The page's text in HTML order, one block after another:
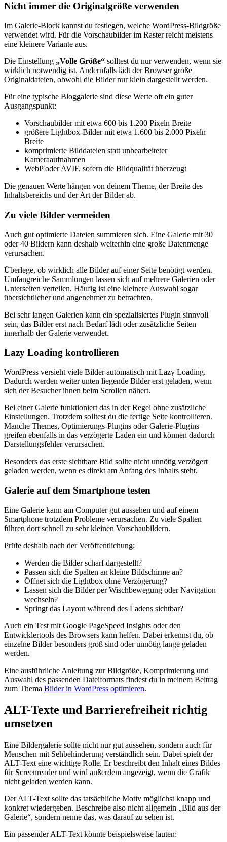
Nicht immer die Originalgröße verwenden
Im Galerie-Block kannst du festlegen, welche WordPress-Bildgröße
verwendet wird. Für die Vorschaubilder im Raster reicht meistens
eine kleinere Variante aus.
Die Einstellung „Volle Größe“ solltest du nur verwenden, wenn sie
wirklich notwendig ist. Andernfalls lädt der Browser große
Originaldateien, obwohl die Bilder nur klein dargestellt werden.
Für eine typische Bloggalerie sind diese Werte oft ein guter
Ausgangspunkt:
Vorschaubilder mit etwa 600 bis 1.200 Pixeln Breite
größere Lightbox-Bilder mit etwa 1.600 bis 2.000 Pixeln
Breite
komprimierte Bilddateien statt unbearbeiteter
Kameraaufnahmen
WebP oder AVIF, sofern die Bildqualität überzeugt
Die genauen Werte hängen von deinem Theme, der Breite des
Inhaltsbereichs und der Art der Bilder ab.
Zu viele Bilder vermeiden
Auch gut optimierte Dateien summieren sich. Eine Galerie mit 30
oder 40 Bildern kann deshalb weiterhin eine große Datenmenge
verursachen.
Überlege, ob wirklich alle Bilder auf einer Seite benötigt werden.
Umfangreiche Sammlungen lassen sich auf mehrere Galerien oder
Unterseiten verteilen. Häufig ist eine kleinere Auswahl sogar
übersichtlicher und angenehmer zu betrachten.
Bei sehr langen Galerien kann ein spezialisiertes Plugin sinnvoll
sein, das Bilder erst nach Bedarf lädt oder zusätzliche Seiten
innerhalb der Galerie verwendet.
Lazy Loading kontrollieren
WordPress versieht viele Bilder automatisch mit Lazy Loading.
Dadurch werden weiter unten liegende Bilder erst geladen, wenn
sich der Besucher ihnen beim Scrollen nähert.
Bei einer Galerie funktioniert das in der Regel ohne zusätzliche
Einstellungen. Trotzdem solltest du die fertige Seite kontrollieren.
Manche Themes, Optimierungs-Plugins oder Galerie-Plugins
greifen ebenfalls in das verzögerte Laden ein und können dadurch
Darstellungsfehler verursachen.
Besonders das erste sichtbare Bild sollte nicht unnötig verzögert
geladen werden, wenn es direkt am Anfang des Inhalts steht.
Galerie auf dem Smartphone testen
Eine Galerie kann am Computer gut aussehen und auf einem
Smartphone trotzdem Probleme verursachen. Zu viele Spalten
führen dort schnell zu sehr kleinen Vorschaubildern.
Prüfe deshalb nach der Veröffentlichung:
Werden die Bilder scharf dargestellt?
Passen sich die Spalten an kleine Bildschirme an?
Öffnet sich die Lightbox ohne Verzögerung?
Lassen sich die Bilder per Wischbewegung oder Navigation
wechseln?
Springt das Layout während des Ladens sichtbar?
Auch ein Test mit Google PageSpeed Insights oder den
Entwicklertools des Browsers kann helfen. Dabei erkennst du, ob
einzelne Bilder besonders groß sind oder unnötig lange geladen
werden.
Eine ausführliche Anleitung zur Bildgröße, Komprimierung und
Auswahl des passenden Dateiformats findest du in meinem Beitrag
zum Thema Bilder in WordPress optimieren.
ALT-Texte und Barrierefreiheit richtig
umsetzen
Eine Bildergalerie sollte nicht nur gut aussehen, sondern auch für
Menschen mit Sehbehinderung verständlich sein. Dabei spielt der
ALT-Text eine wichtige Rolle. Er beschreibt den Inhalt eines Bildes
für Screenreader und wird außerdem angezeigt, wenn die Grafik
nicht geladen werden kann.
Der ALT-Text sollte das tatsächliche Motiv möglichst knapp und
konkret wiedergeben. Beschreibe also nicht allgemein „Bild aus der
Galerie“, sondern nenne das, was darauf zu sehen ist.
Ein passender ALT-Text könnte beispielsweise lauten: